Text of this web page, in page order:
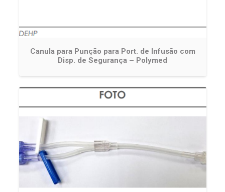
Canula para Punção para Port. de Infusão com
Disp. de Segurança – Polymed